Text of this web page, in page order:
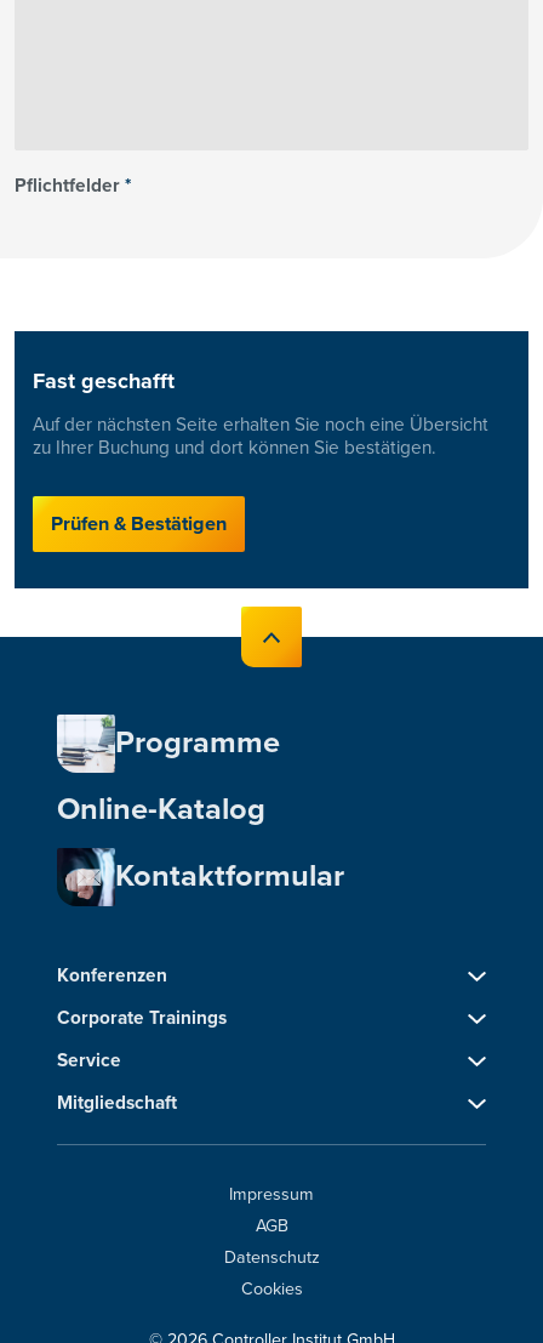
Pflichtfelder*
Fast geschafft
Auf der nächsten Seite erhalten Sie noch eine Übersicht
zu Ihrer Buchung und dort können Sie bestätigen.
Prüfen & Bestätigen
Programme
Online-Katalog
Kontaktformular
Konferenzen
Corporate Trainings
Service
Mitgliedschaft
Impressum
AGB
Datenschutz
Cookies